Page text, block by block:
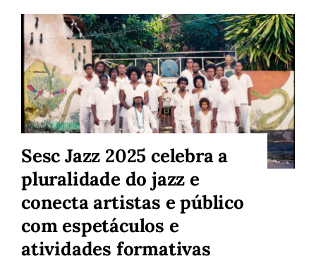
Sesc Jazz 2025 celebra a
pluralidade do jazz e
conecta artistas e público
com espetáculos e
atividades formativas